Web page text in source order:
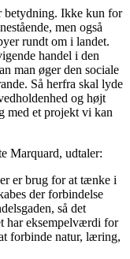
betydning. Ikke kun for
men også
rundt om i landet.
handel i den
man øger den sociale
Så herfra skal lyde
og højt
med et projekt vi kan
Marquard, udtaler:
er brug for at tænke i
der forbindelse
så det
har eksempelværdi for
forbinde natur, læring,